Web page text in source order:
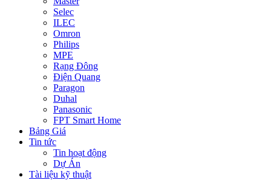
Selec
ILEC
Omron
Philips
MPE
Rạng Đông
Điện Quang
Paragon
Duhal
Panasonic
FPT Smart Home
Bảng Giá
Tin tức
Tin hoạt động
Dự Án
Tài liệu kỹ thuật